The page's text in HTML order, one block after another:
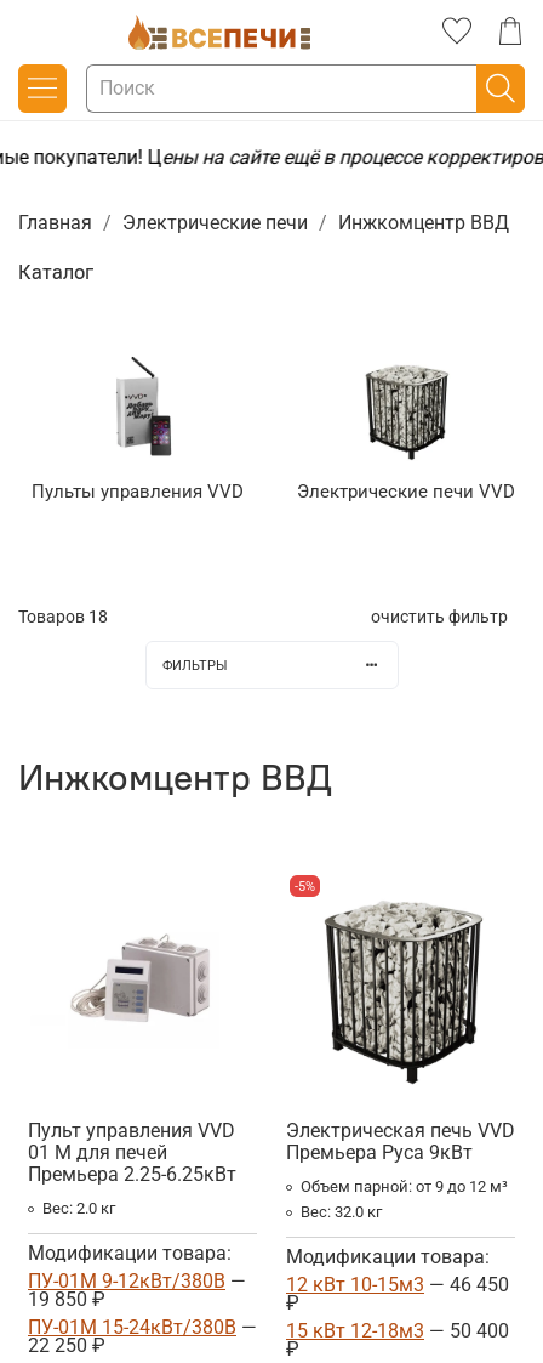
покупатели! Цены на сайте ещё в процессе
Главная Электрические печи Инжкомцентр ВВД
Пульты управления VVD Электрические печи VVD
Товаров 18 очистить фильтр
ФИЛЬТРЫ
Инжкомцентр ВВД
Пульт управления VVD
01 М для печей
Премьера 2.25-6.25кВт
Вес: 2.0 кг
Модификации товара:
ПУ-01М 9-12кВт/380В —
19 850 ₽
ПУ-01М 15-24кВт/380В —
22 250 ₽
-5%
Электрическая печь VVD
Премьера Руса 9кВт
Объем парной: от 9 до 12 м³
Вес: 32.0 кг
Модификации товара:
12 кВт 10-15м3 — 46 450
₽
15 кВт 12-18м3 — 50 400
₽
Каталог